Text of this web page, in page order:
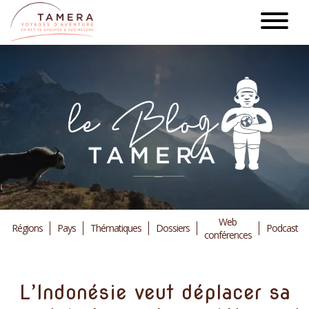
Aller
au
contenu
Régions Pays Thématiques Dossiers
Web
conférences
Podcast
L’Indonésie veut déplacer sa